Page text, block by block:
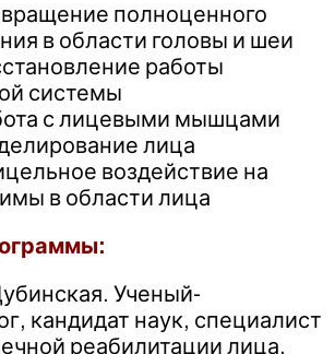
полноценного
в области головы и шеи
работы
системы
с лицевыми мышцами
лица
воздействие на
в области лица
Ученый-
кандидат наук, специалист
реабилитации лица.